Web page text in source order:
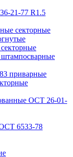
21-77 R1.5
секторные
приварные
ОСТ 26-01-
6533-78